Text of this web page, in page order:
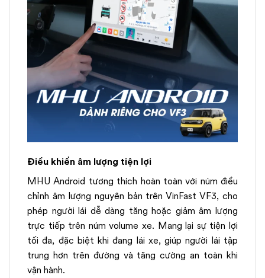
Điều khiển âm lượng tiện lợi
MHU Android tương thích hoàn toàn với núm điều
chỉnh âm lượng nguyên bản trên VinFast VF3, cho
phép người lái dễ dàng tăng hoặc giảm âm lượng
trực tiếp trên núm volume xe. Mang lại sự tiện lợi
tối đa, đặc biệt khi đang lái xe, giúp người lái tập
trung hơn trên đường và tăng cường an toàn khi
vận hành.